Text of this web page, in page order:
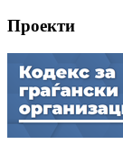
Проекти